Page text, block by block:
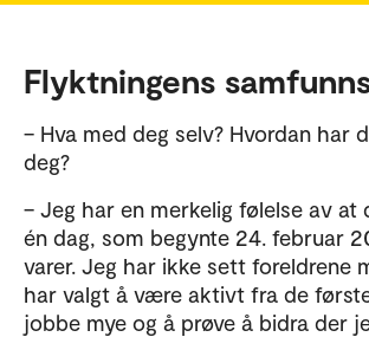
Flyktningens
– Hva med deg selv? Hvordan
deg?
– Jeg har en merkelig følelse av at
én dag, som begynte 24. februar
varer. Jeg har ikke sett foreldrene
har valgt å være aktivt fra de
jobbe mye og å prøve å bidra der